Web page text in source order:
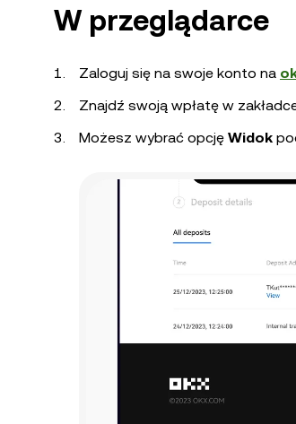
W przeglądarce
Zaloguj się na swoje konto na
Znajdź swoją wpłatę w
Możesz wybrać opcję Widok